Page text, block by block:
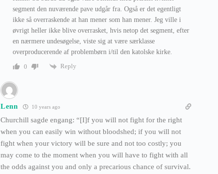
segment den nuværende pave udgår fra. Også er det egentligt
ikke så overraskende at han mener som han mener. Jeg ville i
øvrigt heller ikke blive overrasket, hvis netop det segment, efter
en nærmere undesøgelse, viste sig at være særklasse
overproducerende af problembørn i/til den katolske kirke.
0
Reply
Lenn 10 years ago
Churchill sagde engang: “[I]f you will not fight for the right
when you can easily win without bloodshed; if you will not
fight when your victory will be sure and not too costly; you
may come to the moment when you will have to fight with all
the odds against you and only a precarious chance of survival.